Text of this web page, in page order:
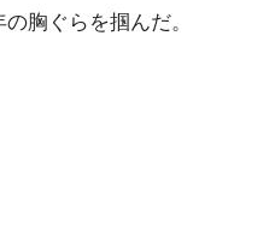
胸ぐらを掴んだ。